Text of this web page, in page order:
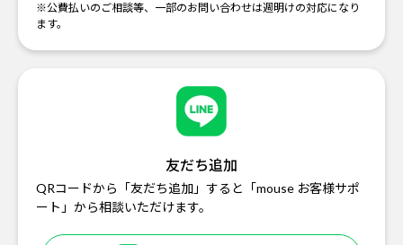
※公費払いのご相談等、一部のお問い合わせは週明けの対応になり
ます。
友だち追加
QRコードから「友だち追加」すると「mouse お客様サポ
ート」から相談いただけます。